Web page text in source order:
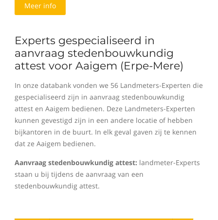
Meer info
Experts gespecialiseerd in
aanvraag stedenbouwkundig
attest voor Aaigem (Erpe-Mere)
In onze databank vonden we 56 Landmeters-Experten die
gespecialiseerd zijn in aanvraag stedenbouwkundig
attest en Aaigem bedienen. Deze Landmeters-Experten
kunnen gevestigd zijn in een andere locatie of hebben
bijkantoren in de buurt. In elk geval gaven zij te kennen
dat ze Aaigem bedienen.
Aanvraag stedenbouwkundig attest: landmeter-Experts
staan u bij tijdens de aanvraag van een
stedenbouwkundig attest.